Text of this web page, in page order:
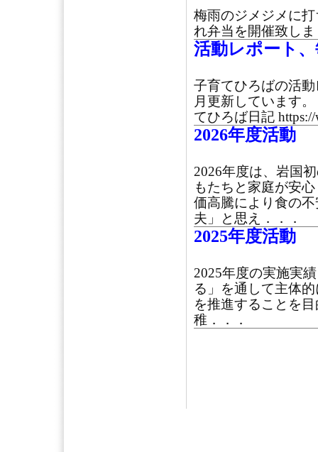
梅雨のジメジメに
れ弁当を開催致し
活動レポート
子育てひろばの活
月更新しています
てひろば日記
2026年度活動
2026年度は、岩国
もたちと家庭が安
価高騰により食の
夫」と思え．．．
2025年度活動
2025年度の実施実
る」を通して主体
を推進することを
稚．．．